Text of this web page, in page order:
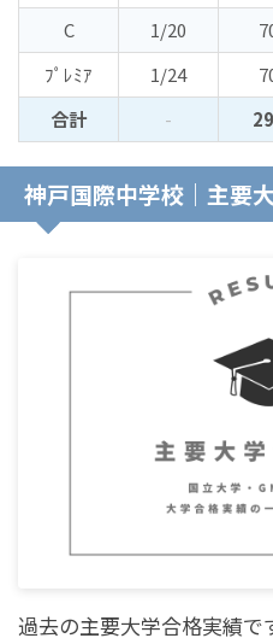
C
1/20
ﾌﾟﾚﾐｱ
1/24
合計
-
神戸国際中学校｜主要
過去の主要大学合格実績で